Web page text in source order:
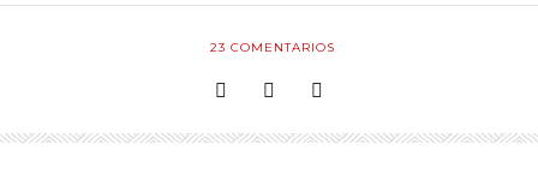
23 COMENTARIOS